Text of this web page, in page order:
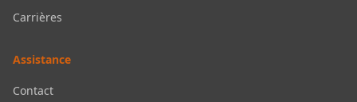
Carrières
Assistance
Contact